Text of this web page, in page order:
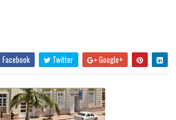
Facebook Twitter Google+